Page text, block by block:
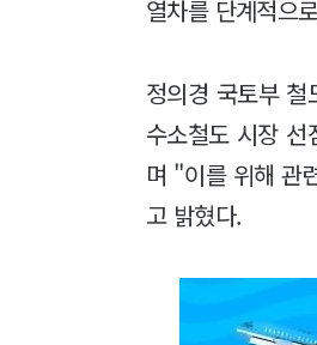
열차를 단계적으
정의경 국토부
수소철도 시장
며 "이를 위해 관
고 밝혔다.